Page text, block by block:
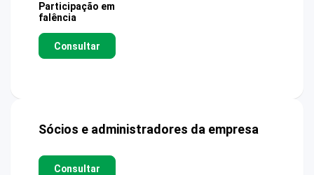
Participação em
falência
Consultar
Sócios e administradores da empresa
Consultar